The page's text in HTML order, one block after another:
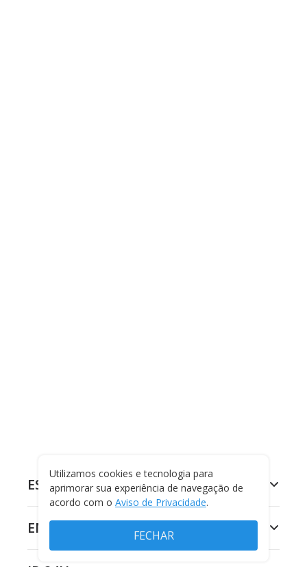
ESPORTES
ENTRETENIMENTO
Utilizamos cookies e tecnologia para
aprimorar sua experiência de navegação de
acordo com o Aviso de Privacidade.
FECHAR